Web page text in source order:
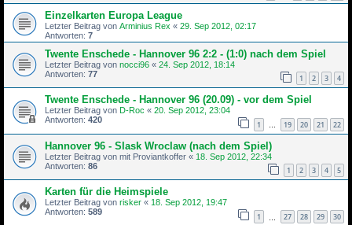
Einzelkarten Europa League
Letzter Beitrag von Arminius Rex « 29. Sep 2012, 02:17
Antworten: 7
Twente Enschede - Hannover 96 2:2 - (1:0) nach dem Spiel
Letzter Beitrag von nocci96 « 24. Sep 2012, 18:14
Antworten: 77 1 2 3 4
Twente Enschede - Hannover 96 (20.09) - vor dem Spiel
Letzter Beitrag von D-Roc « 20. Sep 2012, 23:04
Antworten: 420 1 … 19 20 21 22
Hannover 96 - Slask Wroclaw (nach dem Spiel)
Letzter Beitrag von mit Proviantkoffer « 18. Sep 2012, 22:34
Antworten: 86 1 2 3 4 5
Karten für die Heimspiele
Letzter Beitrag von risker « 18. Sep 2012, 19:47
Antworten: 589 1 27 28 29 30